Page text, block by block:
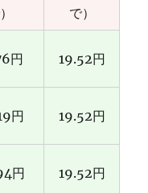
で）
円 19.52円
円 19.52円
円 19.52円